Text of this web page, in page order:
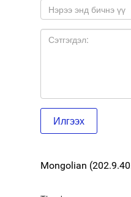
Mongolian